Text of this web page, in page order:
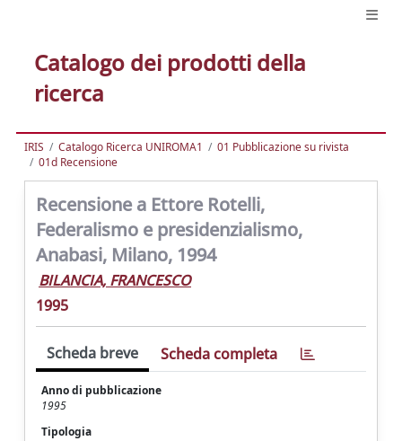
Catalogo dei prodotti della
ricerca
IRIS Catalogo Ricerca UNIROMA1
01 Pubblicazione su rivista
01d Recensione
Recensione a Ettore Rotelli,
Federalismo e presidenzialismo,
Anabasi, Milano, 1994
BILANCIA, FRANCESCO
1995
Scheda breve Scheda completa
Anno di pubblicazione
1995
Tipologia